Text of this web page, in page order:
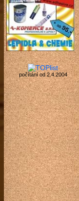
počítání od 2.4.2004